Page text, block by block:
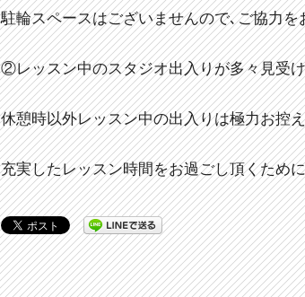
駐輪スペースはございませんので､ご協力
②レッスン中のスタジオ出入りが多々見受
休憩時以外レッスン中の出入りは極力お控
充実したレッスン時間をお過ごし頂くため